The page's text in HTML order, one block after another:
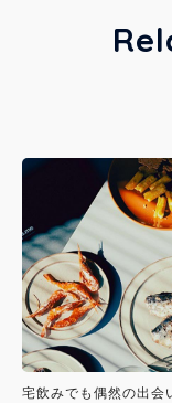
宅飲みでも偶然の出会